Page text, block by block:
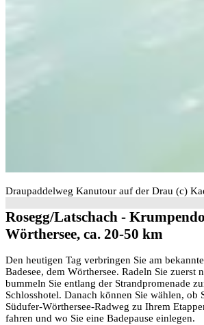
Draupaddelweg Kanutour auf der Drau (c)
Rosegg/Latschach -
Wörthersee, ca. 20-50 km
Den heutigen Tag verbringen Sie am
Badesee, dem Wörthersee. Radeln Sie zuerst
bummeln Sie entlang der Strandpromenade
Schlosshotel. Danach können Sie wählen, ob
Südufer-Wörthersee-Radweg zu Ihrem
fahren und wo Sie eine Badepause einlegen.